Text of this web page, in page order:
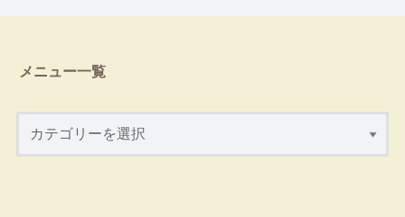
メニュー一覧